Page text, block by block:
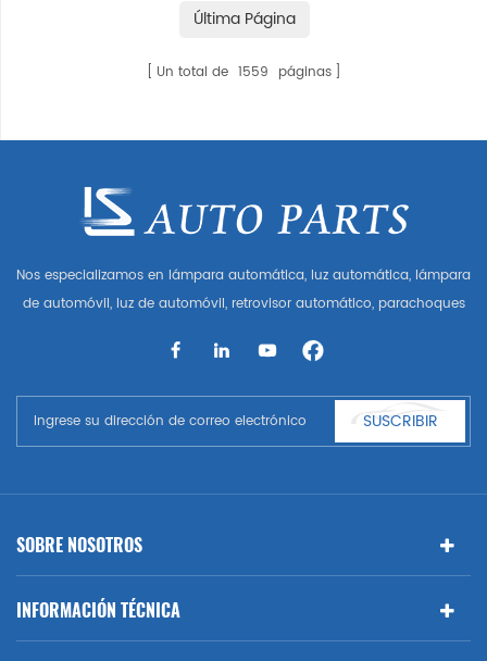
Última Página
Un total de 1559 páginas
Nos especializamos en lámpara automática, luz automática, lámpara
de automóvil, luz de automóvil, retrovisor automático, parachoques
automático, parte del cuerpo automática, etc. y accesorios de
Benz, BMW
SUSCRIBIR
SOBRE NOSOTROS
INFORMACIÓN TÉCNICA